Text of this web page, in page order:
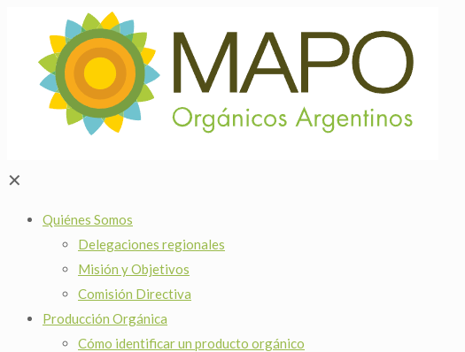
✕
Quiénes Somos
Delegaciones regionales
Misión y Objetivos
Comisión Directiva
Producción Orgánica
Cómo identificar un producto orgánico